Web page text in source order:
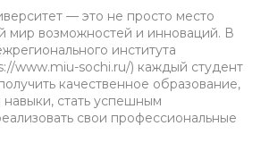
— это не просто место
мир возможностей и инноваций. В
института
www.miu-sochi.ru/) каждый студент
качественное образование,
навыки, стать успешным
свои профессиональные